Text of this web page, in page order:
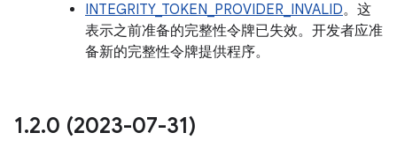
INTEGRITY_TOKEN_PROVIDER_INVALID。这
表示之前准备的完整性令牌已失效。开发者应准
备新的完整性令牌提供程序。
1.2.0 (2023-07-31)